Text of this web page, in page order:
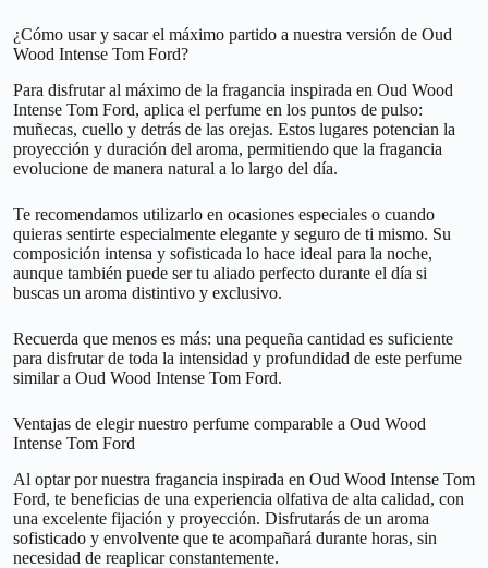
¿Cómo usar y sacar el máximo partido a nuestra versión de Oud
Wood Intense Tom Ford?
Para disfrutar al máximo de la fragancia inspirada en Oud Wood
Intense Tom Ford, aplica el perfume en los puntos de pulso:
muñecas, cuello y detrás de las orejas. Estos lugares potencian la
proyección y duración del aroma, permitiendo que la fragancia
evolucione de manera natural a lo largo del día.
Te recomendamos utilizarlo en ocasiones especiales o cuando
quieras sentirte especialmente elegante y seguro de ti mismo. Su
composición intensa y sofisticada lo hace ideal para la noche,
aunque también puede ser tu aliado perfecto durante el día si
buscas un aroma distintivo y exclusivo.
Recuerda que menos es más: una pequeña cantidad es suficiente
para disfrutar de toda la intensidad y profundidad de este perfume
similar a Oud Wood Intense Tom Ford.
Ventajas de elegir nuestro perfume comparable a Oud Wood
Intense Tom Ford
Al optar por nuestra fragancia inspirada en Oud Wood Intense Tom
Ford, te beneficias de una experiencia olfativa de alta calidad, con
una excelente fijación y proyección. Disfrutarás de un aroma
sofisticado y envolvente que te acompañará durante horas, sin
necesidad de reaplicar constantemente.